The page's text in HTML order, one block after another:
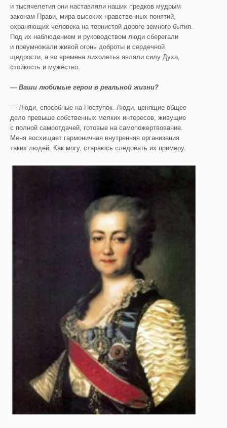
и тысячелетия они наставляли наших предков мудрым
законам Прави, мира высоких нравственных понятий,
охраняющих человека на тернистой дороге земного бытия.
Под их наблюдением и руководством люди сберегали
и преумножали живой огонь доброты и сердечной
щедрости, а во времена лихолетья являли силу Духа,
стойкость и мужество.
— Ваши любимые герои в реальной жизни?
— Люди, способные на Поступок. Люди, ценящие общее
дело превыше собственных мелких интересов, живущие
с полной самоотдачей, готовые на самопожертвование.
Меня восхищает гармоничная внутренняя организация
таких людей. Как могу, стараюсь следовать их примеру.